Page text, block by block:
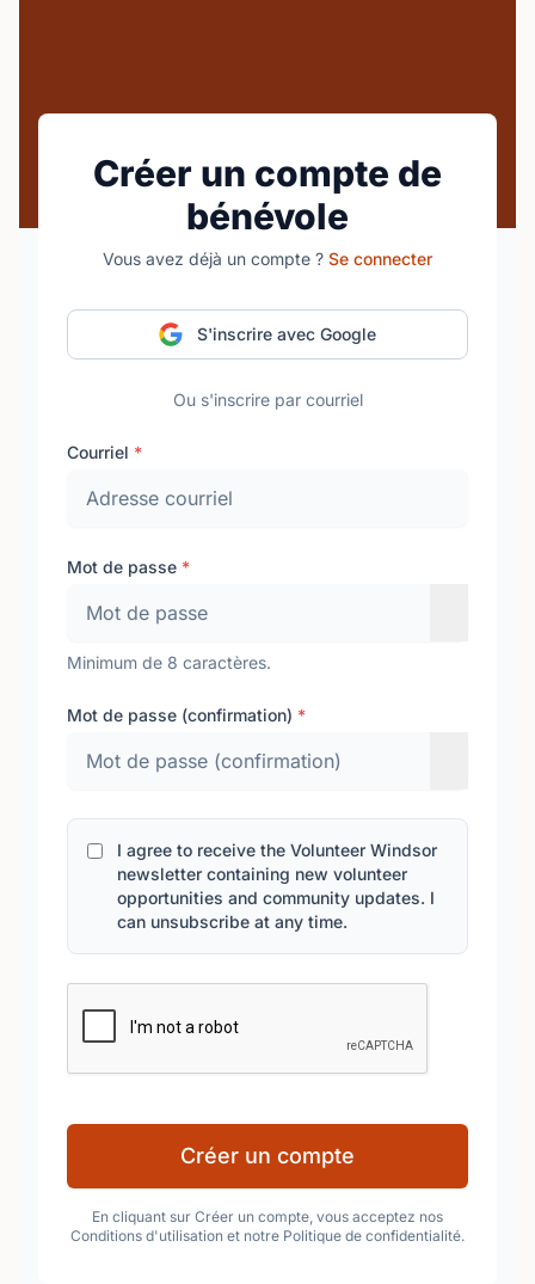
Créer un compte de
bénévole
Vous avez déjà un compte ? Se connecter
S'inscrire avec Google
Ou s'inscrire par courriel
Courriel *
Mot de passe *
Minimum de 8 caractères.
Mot de passe (confirmation) *
I agree to receive the Volunteer Windsor
newsletter containing new volunteer
opportunities and community updates. I
can unsubscribe at any time.
Créer un compte
En cliquant sur Créer un compte, vous acceptez nos
Conditions d'utilisation et notre Politique de confidentialité.